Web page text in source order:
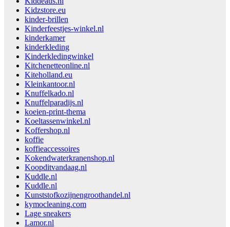
Kidzstore.eu
kinder-brillen
Kinderfeestjes-winkel.nl
kinderkamer
kinderkleding
Kinderkledingwinkel
Kitchenetteonline.nl
Kiteholland.eu
Kleinkantoor.nl
Knuffelkado.nl
Knuffelparadijs.nl
koeien-print-thema
Koeltassenwinkel.nl
Koffershop.nl
koffie
koffieaccessoires
Kokendwaterkranenshop.nl
Koopditvandaag.nl
Kuddle.nl
Kuddle.nl
Kunststofkozijnengroothandel.nl
kymocleaning.com
Lage sneakers
Lamor.nl